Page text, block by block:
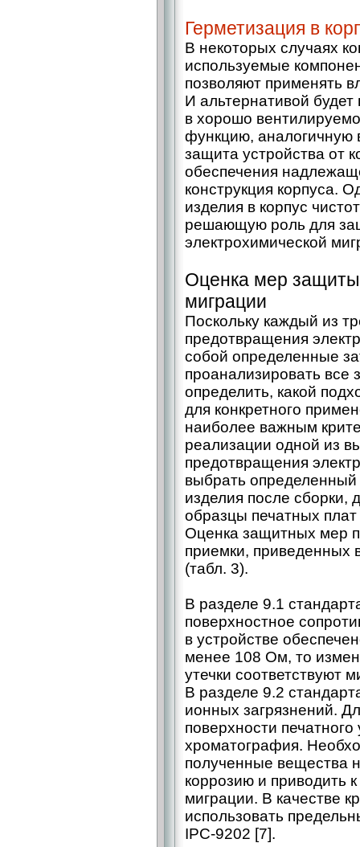
Герметизация в
В некоторых случаях
используемые
позволяют применять
И альтернативой будет
в хорошо
функцию, аналогичную
защита устройства от
обеспечения
конструкция корпуса.
изделия в корпус
решающую роль для
электрохимической
Оценка мер защиты
миграции
Поскольку каждый из
предотвращения
собой определенные
проанализировать
определить, какой
для конкретного
наиболее важным
реализации одной из
предотвращения
выбрать
изделия после сборки,
образцы печатных плат
Оценка защитных мер
приемки, приведенных
(табл. 3).
В разделе 9.1
поверхностное
в устройстве
менее 108 Ом, то
утечки соответствуют
В разделе 9.2
ионных загрязнений.
поверхности
хроматография.
полученные вещества
коррозию и приводить
миграции. В качестве
использовать
IPC‑9202 [7].